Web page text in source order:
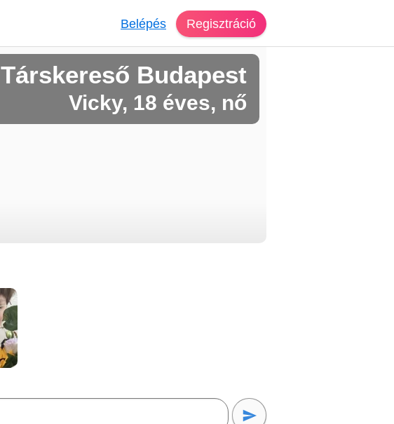
Belépés Regisztráció
Társkereső Budapest
Vicky, 18 éves, nő